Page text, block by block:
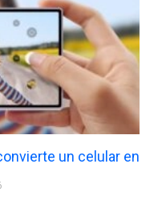
un celular en